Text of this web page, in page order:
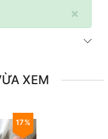
×
XEM
17%